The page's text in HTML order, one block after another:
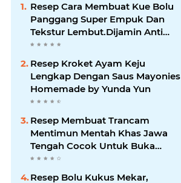
Resep Cara Membuat Kue Bolu
Panggang Super Empuk Dan
Tekstur Lembut.Dijamin Anti
Ribet !!
Resep Kroket Ayam Keju
Lengkap Dengan Saus Mayonies
Homemade by Yunda Yun
Resep Membuat Trancam
Mentimun Mentah Khas Jawa
Tengah Cocok Untuk Buka
Puasa
Resep Bolu Kukus Mekar,